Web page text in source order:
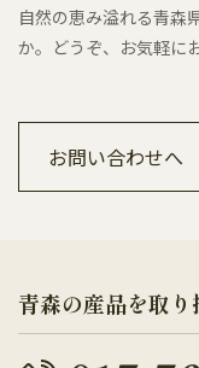
自然の恵み溢れる青森
か。どうぞ、お気軽に
お問い合わせへ
青森の産品を取